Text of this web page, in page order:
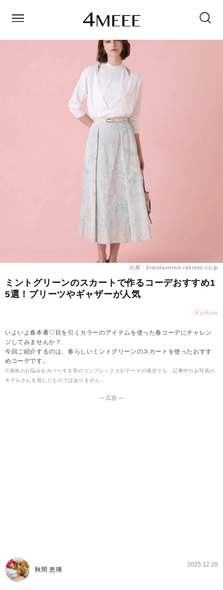
出典：brandavenue.rakuten.co.jp
ミントグリーンのスカートで作るコーデおすすめ1
5選！プリーツやギャザーが人気
Fashion
いよいよ春本番♡目を引くカラーのアイテムを使った春コーデにチャレン
ジしてみませんか？
今回ご紹介するのは、春らしいミントグリーンのスカートを使ったおすす
めコーデです。
※身体のお悩みをカバーする等のコンプレックスがテーマの場合でも、記事中のお写真の
モデルさんを指したものではありません。
― 広告 ―
秋間 恵璃
2025.12.28